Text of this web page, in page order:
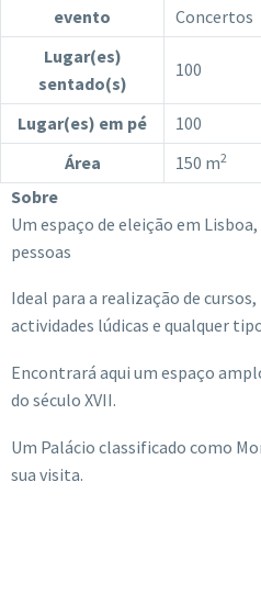
evento
Concertos
Lugar(es)
sentado(s)
100
Lugar(es) em pé
100
Área
150 m2
Sobre
Um espaço de eleição em
pessoas
Ideal para a realização de
actividades lúdicas e qualquer
Encontrará aqui um espaço
do século XVII.
Um Palácio classificado como
sua visita.